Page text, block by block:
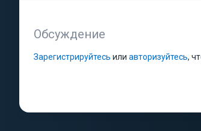
Обсуждение
Зарегистрируйтесь или авторизуйтесь,